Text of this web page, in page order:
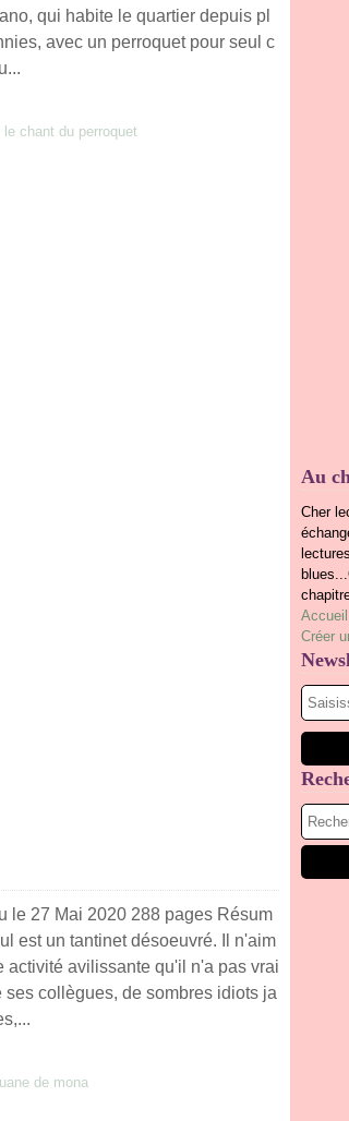
qui habite le quartier depuis pl
avec un perroquet pour seul c
le chant du perroquet
le 27 Mai 2020 288 pages Résum
est un tantinet désoeuvré. Il n'aim
activité avilissante qu'il n'a pas vrai
ses collègues, de sombres idiots ja
de mona
Au
Cher
Créer